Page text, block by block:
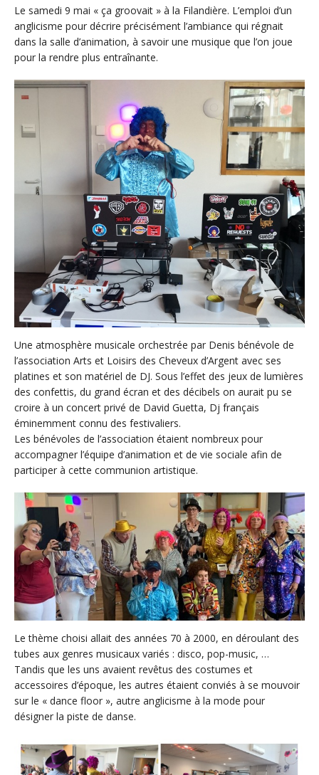
Le samedi 9 mai « ça groovait » à la Filandière. L’emploi d’un
anglicisme pour décrire précisément l’ambiance qui régnait
dans la salle d’animation, à savoir une musique que l’on joue
pour la rendre plus entraînante.
Une atmosphère musicale orchestrée par Denis bénévole de
l’association Arts et Loisirs des Cheveux d’Argent avec ses
platines et son matériel de DJ. Sous l’effet des jeux de lumières
des confettis, du grand écran et des décibels on aurait pu se
croire à un concert privé de David Guetta, Dj français
éminemment connu des festivaliers.
Les bénévoles de l’association étaient nombreux pour
accompagner l’équipe d’animation et de vie sociale afin de
participer à cette communion artistique.
Le thème choisi allait des années 70 à 2000, en déroulant des
tubes aux genres musicaux variés : disco, pop-music, …
Tandis que les uns avaient revêtus des costumes et
accessoires d’époque, les autres étaient conviés à se mouvoir
sur le « dance floor », autre anglicisme à la mode pour
désigner la piste de danse.